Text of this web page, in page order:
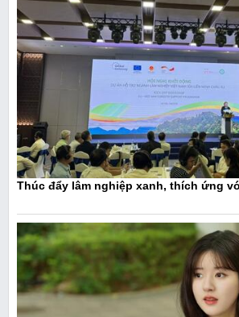
Thúc đẩy lâm nghiệp xanh, thích ứng